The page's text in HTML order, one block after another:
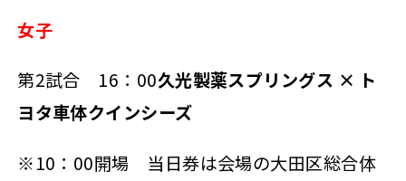
女子
第2試合 16：00久光製薬スプリングス × ト
ヨタ車体クインシーズ
※10：00開場 当日券は会場の大田区総合体